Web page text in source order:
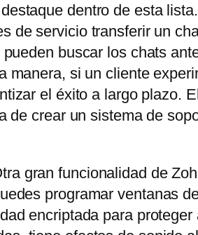
dentro de esta
de servicio transferir un
buscar los chats
manera, si un cliente
el éxito a largo plazo.
de crear un sistema de
gran funcionalidad de
programar ventanas
encriptada para proteger